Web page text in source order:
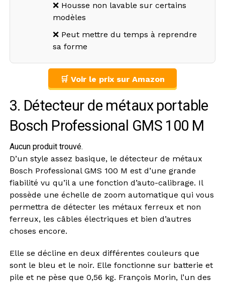
❌ Housse non lavable sur certains
modèles
❌ Peut mettre du temps à reprendre
sa forme
🛒 Voir le prix sur Amazon
3. Détecteur de métaux portable
Bosch Professional GMS 100 M
Aucun produit trouvé.
D’un style assez basique, le détecteur de métaux
Bosch Professional GMS 100 M est d’une grande
fiabilité vu qu’il a une fonction d’auto-calibrage. Il
possède une échelle de zoom automatique qui vous
permettra de détecter les métaux ferreux et non
ferreux, les câbles électriques et bien d’autres
choses encore.
Elle se décline en deux différentes couleurs que
sont le bleu et le noir. Elle fonctionne sur batterie et
pile et ne pèse que 0,56 kg. François Morin, l’un des